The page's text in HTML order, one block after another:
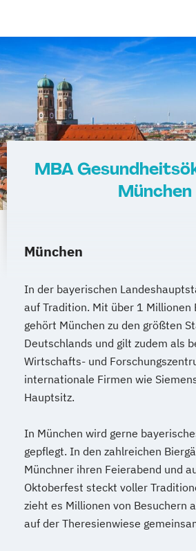
MBA
München
München
In der bayerischen
auf Tradition. Mit über 1 Millionen
gehört München zu den größten
Deutschlands und gilt zudem als
Wirtschafts- und
internationale Firmen wie
Hauptsitz.
In München wird gerne
gepflegt. In den zahlreichen
Münchner ihren Feierabend und
Oktoberfest steckt voller
zieht es Millionen von Besuchern
auf der Theresienwiese